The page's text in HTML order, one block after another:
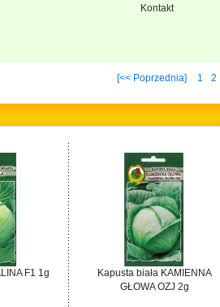
Kontakt
[<< Poprzednia] 1 2
F1 1g
Kapusta biała KAMIENNA
GŁOWA OZJ 2g